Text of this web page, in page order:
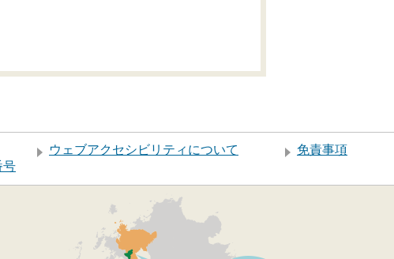
ウェブアクセシビリティについて
免責事項
号